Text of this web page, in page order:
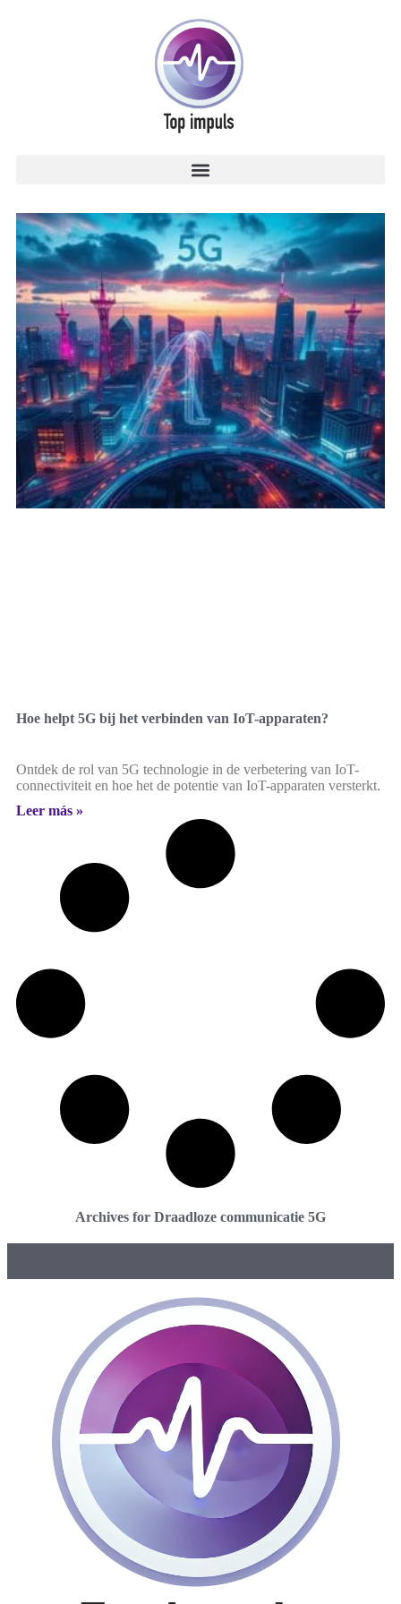
Hoe helpt 5G bij het verbinden van IoT-apparaten?
Ontdek de rol van 5G technologie in de verbetering van IoT-
connectiviteit en hoe het de potentie van IoT-apparaten versterkt.
Leer más »
Archives for Draadloze communicatie 5G